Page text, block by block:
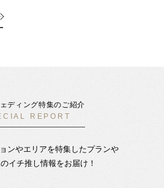
ディング特集のご紹介
REPORT
ンやエリアを特集したプランや
イチ推し情報をお届け！